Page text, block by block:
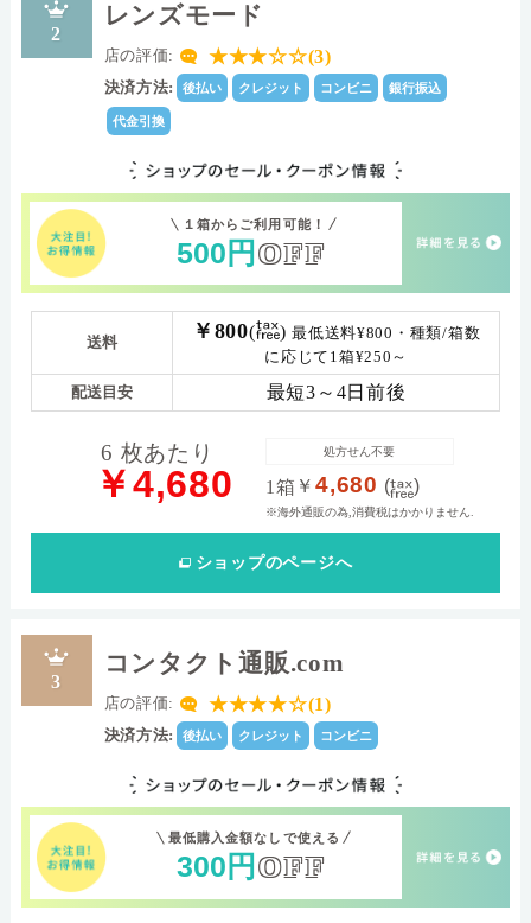
2
レンズモード
店の評価: ★★★☆☆(3)
決済方法: 後払い クレジット コンビニ 銀行振込
代金引換
１箱からご利用可能！
500 円 OFF
送料 ￥800( )最低送料¥800・種類/箱数
に応じて1箱¥250～
配送目安 最短3～4日前後
6 枚あたり
￥4,680 1箱 ￥4,680 ( )
※海外通販の為,消費税はかかりません.
処方せん不要
ショップのページへ
3
コンタクト通販.com
店の評価: ★★★★☆(1)
決済方法: 後払い クレジット コンビニ
最低購入金額なしで使える
300 円 OFF